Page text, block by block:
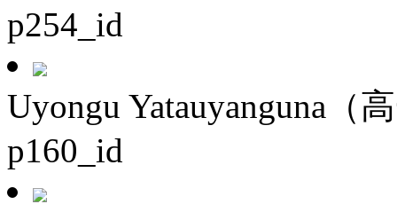
p254_id
Uyongu Yatauyanguna（
p160_id